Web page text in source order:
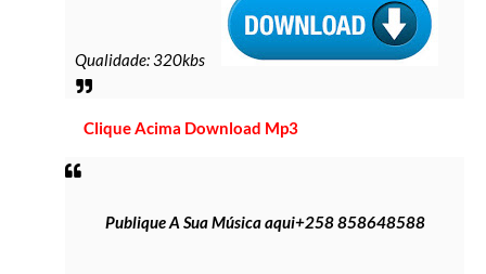
Qualidade: 320kbs
Clique Acima Download Mp3
Publique A Sua Música aqui+258 858648588